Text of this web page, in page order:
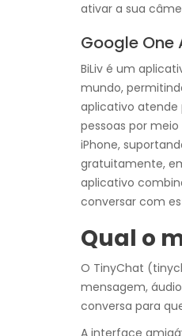
ativar a sua
Google One
BiLiv é um
mundo,
aplicativo atende
pessoas por
iPhone,
gratuitamente,
aplicativo
conversar com
Qual o
O TinyChat
mensagem,
conversa para
A interface